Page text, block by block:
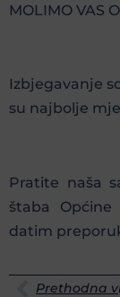
MOLIMO VAS
Izbjegavanje
su najbolje
Pratite naša
štaba
datim
Prethodna